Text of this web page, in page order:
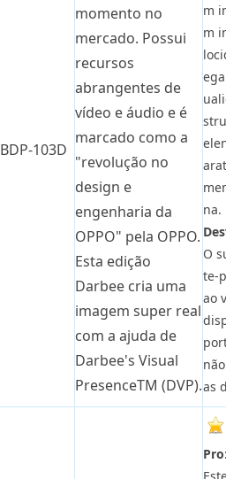
BDP-103D
momento no
mercado. Possui
recursos
abrangentes de
vídeo e áudio e é
marcado como a
"revolução no
design e
engenharia da
OPPO" pela OPPO.
Esta edição
Darbee cria uma
imagem super real
com a ajuda de
Darbee's Visual
PresenceTM (DVP).
m
m
na.
O
te-
ao
as
Pro